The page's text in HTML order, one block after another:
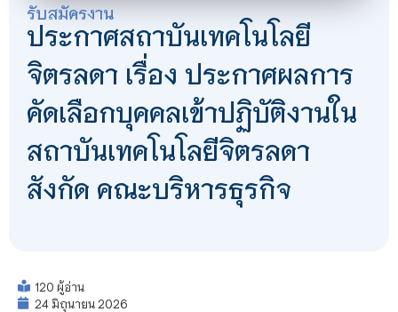
รับสมัครงาน
ประกาศสถาบันเทคโนโลยี
จิตรลดา เรื่อง ประกาศผลการ
คัดเลือกบุคคลเข้าปฏิบัติงานใน
สถาบันเทคโนโลยีจิตรลดา
สังกัด คณะบริหารธุรกิจ
120 ผู้อ่าน
24 มิถุนายน 2026